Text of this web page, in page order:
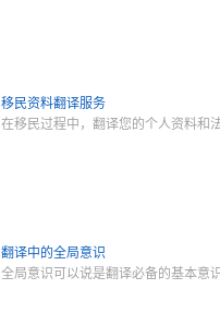
移民资料翻译服务
在移民过程中，翻译您的个人资料和
翻译中的全局意识
全局意识可以说是翻译必备的基本意